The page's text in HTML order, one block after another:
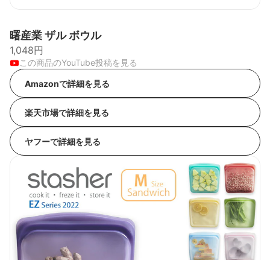
曙産業 ザル ボウル
1,048円
この商品のYouTube投稿を見る
Amazonで詳細を見る
楽天市場で詳細を見る
ヤフーで詳細を見る